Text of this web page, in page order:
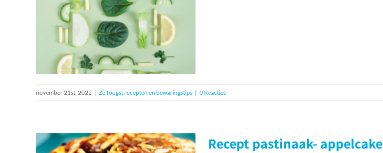
Recept: frisse yacon
salade
Zelfoogst recepten en bewaringstips
november 21st, 2022 | Zelfoogst recepten en bewaringstips | 0 Reacties
Recept pastinaak- appelcake